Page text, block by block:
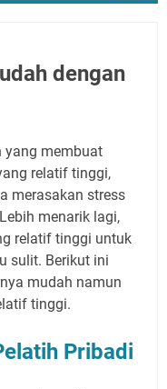
dengan
yang membuat
relatif tinggi,
merasakan stress
menarik lagi,
relatif tinggi untuk
sulit. Berikut ini
mudah namun
tinggi.
Pribadi